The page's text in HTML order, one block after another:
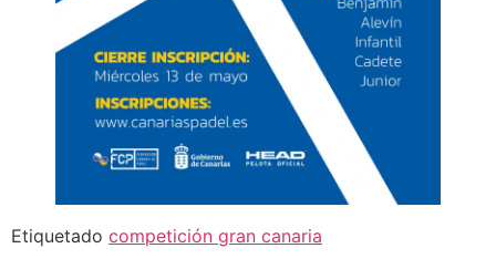
Etiquetado competición gran canaria